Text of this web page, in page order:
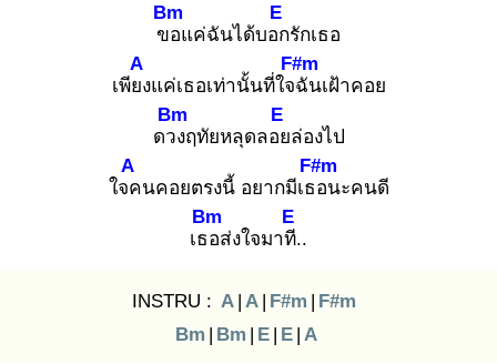
ขอ
Bm
แค่ฉันได้บอก
E
รักเธอ
เพียง
A
แค่เธอเท่านั้นที่ใจฉั
F#m
นเฝ้าคอย
ดวง
Bm
ฤทัยหลุดลอย
E
ล่องไป
ใจค
A
นคอยตรงนี้ อยากมีเธอ
F#m
นะคนดี
เธอ
Bm
ส่งใจมาที.
E
.
INSTRU : A | A | F#m | F#m
Bm | Bm | E | E | A